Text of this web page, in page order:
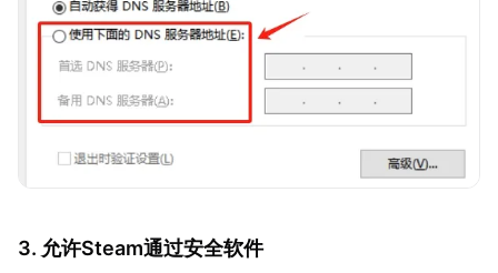
3. 允许Steam通过安全软件